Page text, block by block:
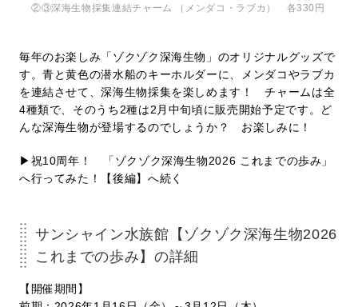
②③深海生物採集連結チャーム （メンダコ・ラブカ） 各330円
毎年のお楽しみ「ゾクゾク深海生物」のオリジナルグッズで
す。青と黄色の潜水船のキーホルダーに、メンダコやラブカ
を連結させて、深海生物採集を楽しめます！ チャームは全
4種類で、そのうち2種は2月中旬頃に販売開始予定です。ど
んな深海生物が登場するのでしょうか？ お楽しみに！
▶祝10周年！ 「ゾクゾク深海生物2026 これまでの歩み」
へ行ってみた！【後編】へ続く
サンシャイン水族館【ゾクゾク深海生物2026
これまでの歩み】の詳細
【開催期間】